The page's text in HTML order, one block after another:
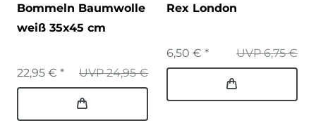
Bommeln Baumwolle
weiß 35x45 cm
UVP 24,95 €
22,95 € *
Rex London
UVP 6,75 €
6,50 € *